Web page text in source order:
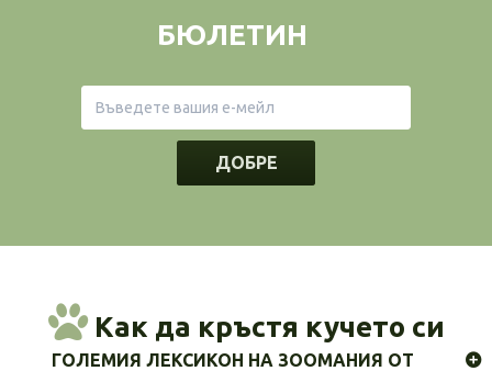
БЮЛЕТИН
ДОБРЕ
Как да кръстя кучето си
ГОЛЕМИЯ ЛЕКСИКОН НА ЗООМАНИЯ ОТ